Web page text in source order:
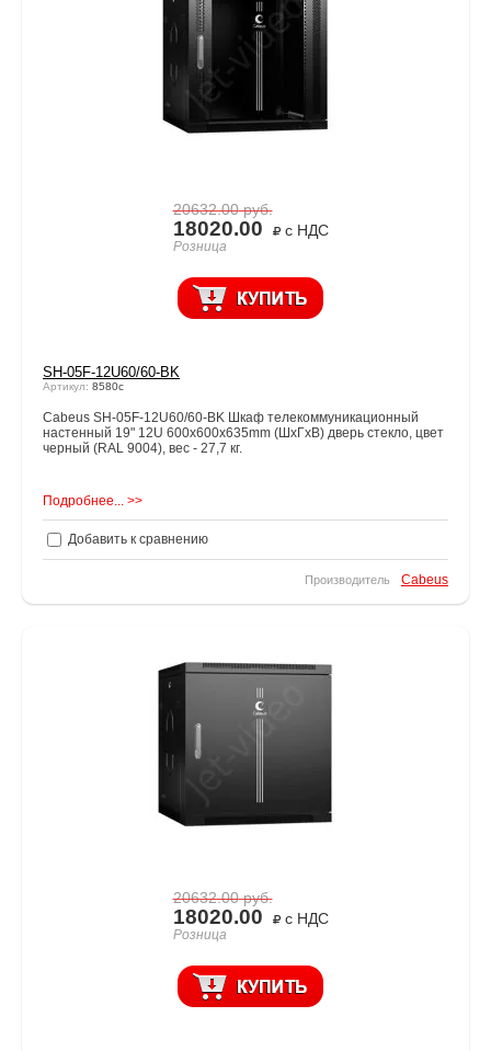
20632.00руб.
18020.00 с НДС
Розница
SH-05F-12U60/60-BK
Артикул: 8580c
Cabeus SH-05F-12U60/60-BK Шкаф телекоммуникационный
настенный 19" 12U 600x600x635mm (ШхГхВ) дверь стекло, цвет
черный (RAL 9004), вес - 27,7 кг.
Подробнее... >>
Добавить к сравнению
Производитель Cabeus
20632.00руб.
18020.00 с НДС
Розница